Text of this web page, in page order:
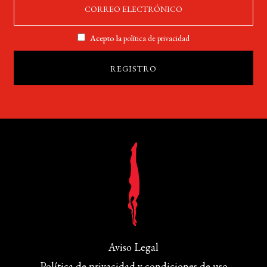
Acepto lapolítica de privacidad
Aviso Legal